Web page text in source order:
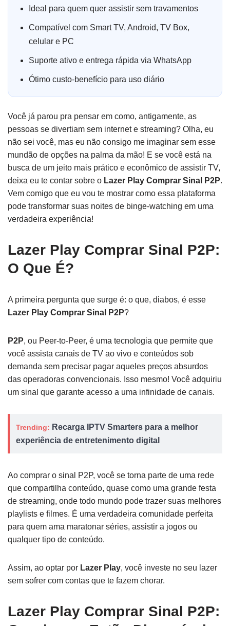
Ideal para quem quer assistir sem travamentos
Compatível com Smart TV, Android, TV Box,
celular e PC
Suporte ativo e entrega rápida via WhatsApp
Ótimo custo-benefício para uso diário
Você já parou pra pensar em como, antigamente, as
pessoas se divertiam sem internet e streaming? Olha, eu
não sei você, mas eu não consigo me imaginar sem esse
mundão de opções na palma da mão! E se você está na
busca de um jeito mais prático e econômico de assistir TV,
deixa eu te contar sobre o Lazer Play Comprar Sinal P2P.
Vem comigo que eu vou te mostrar como essa plataforma
pode transformar suas noites de binge-watching em uma
verdadeira experiência!
Lazer Play Comprar Sinal P2P:
O Que É?
A primeira pergunta que surge é: o que, diabos, é esse
Lazer Play Comprar Sinal P2P?
P2P, ou Peer-to-Peer, é uma tecnologia que permite que
você assista canais de TV ao vivo e conteúdos sob
demanda sem precisar pagar aqueles preços absurdos
das operadoras convencionais. Isso mesmo! Você adquiriu
um sinal que garante acesso a uma infinidade de canais.
Trending: Recarga IPTV Smarters para a melhor
experiência de entretenimento digital
Ao comprar o sinal P2P, você se torna parte de uma rede
que compartilha conteúdo, quase como uma grande festa
de streaming, onde todo mundo pode trazer suas melhores
playlists e filmes. É uma verdadeira comunidade perfeita
para quem ama maratonar séries, assistir a jogos ou
qualquer tipo de conteúdo.
Assim, ao optar por Lazer Play, você investe no seu lazer
sem sofrer com contas que te fazem chorar.
Lazer Play Comprar Sinal P2P: